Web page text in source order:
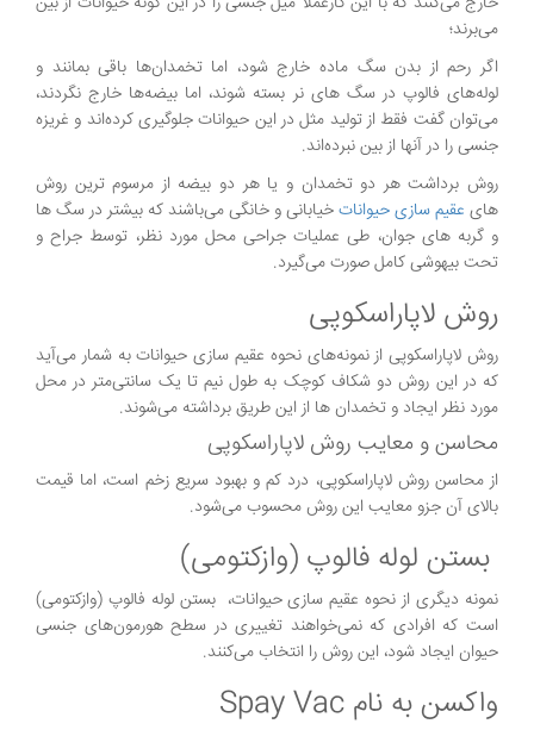
می‌برند؛
اگر رحم از بدن سگ ماده خارج شود، اما تخمدان‌ها باقی بمانند و
لوله‌های فالوپ در سگ های نر بسته شوند، اما بیضه‌ها خارج نگردند،
می‌توان گفت فقط از تولید مثل در این حیوانات جلوگیری کرده‌اند و غریزه
جنسی را در آنها از بین نبرده‌اند.
روش برداشت هر دو تخمدان و یا هر دو بیضه از مرسوم‌ ترین روش‌
های عقیم سازی حیواناتخیابانی و خانگی می‌باشند که بیشتر در سگ ها
و گربه های جوان، طی عملیات جراحی محل مورد نظر، توسط جراح و
تحت بیهوشی کامل صورت می‌گیرد.
روش لاپاراسکوپی
روش لاپاراسکوپی از نمونه‌های نحوه عقیم سازی حیوانات به شمار می‌آید
که در این روش دو شکاف کوچک به طول نیم تا یک سانتی‌متر در محل
مورد نظر ایجاد و تخمدان ها از این طریق برداشته می‌شوند.
محاسن و معایب روش لاپاراسکوپی
از محاسن روش لاپاراسکوپی، درد کم و بهبود سریع زخم است، اما قیمت
بالای آن جزو معایب این روش محسوب می‌شود.
بستن لوله فالوپ (وازکتومی)
نمونه‌ دیگری از نحوه عقیم سازی حیوانات، بستن لوله فالوپ (وازکتومی)
است که افرادی که نمی‌خواهند تغییری در سطح هورمون‌های جنسی
حیوان ایجاد شود، این روش را انتخاب می‌کنند.
واکسن به نام Spay Vac